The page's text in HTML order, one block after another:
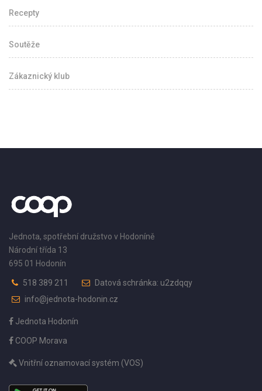
Recepty
Soutěže
Zákaznický klub
Jednota, spotřební družstvo v Hodoníně
Národní třída 13
695 01 Hodonín
518 389 211
Datová schránka: u2zdqqy
info@jednota-hodonin.cz
Jednota Hodonín
COOP Morava
Vnitřní oznamovací systém (VOS)